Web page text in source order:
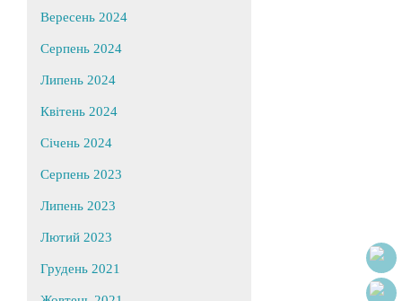
Вересень 2024
Серпень 2024
Липень 2024
Квітень 2024
Січень 2024
Серпень 2023
Липень 2023
Лютий 2023
Грудень 2021